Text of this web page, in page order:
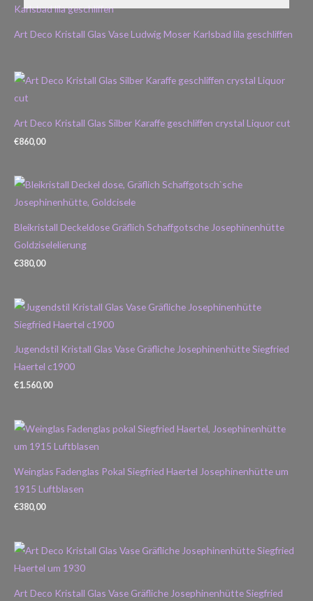
Art Deco Kristall Glas Vase Ludwig Moser Karlsbad lila geschliffen
Art Deco Kristall Glas Silber Karaffe geschliffen crystal Liquor cut
€860,00
Bleikristall Deckeldose Gräflich Schaffgotsche Josephinenhütte
Goldziselelierung
€380,00
Jugendstil Kristall Glas Vase Gräfliche Josephinenhütte Siegfried
Haertel c1900
€1.560,00
Weinglas Fadenglas Pokal Siegfried Haertel Josephinenhütte um
1915 Luftblasen
€380,00
Art Deco Kristall Glas Vase Gräfliche Josephinenhütte Siegfried